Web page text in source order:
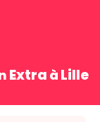
Extra à Lille